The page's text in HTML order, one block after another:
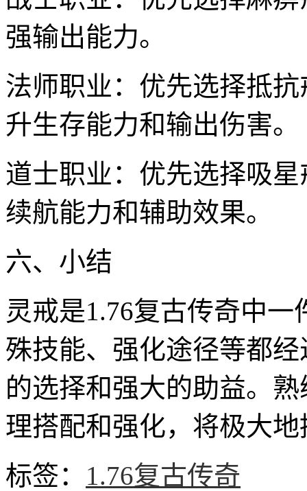
强输出能力。
法师职业：优先选择抵
升生存能力和输出伤害。
道士职业：优先选择吸
续航能力和辅助效果。
六、小结
灵戒是1.76复古传奇中
殊技能、强化途径等都
的选择和强大的助益。
理搭配和强化，将极大
标签： 1.76复古传奇